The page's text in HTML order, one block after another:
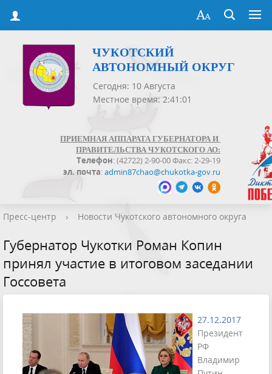
ЧУКОТСКИЙ
АВТОНОМНЫЙ ОКРУГ
Сегодня: 10 Августа
Местное время: 2:41:02
ПРИЕМНАЯ АППАРАТА ГУБЕРНАТОРА И
ПРАВИТЕЛЬСТВА ЧУКОТСКОГО АО:
Телефон: (42722) 2-90-00 Факс: 2-29-19
эл. почта:admin87chao@chukotka-gov.ru
Пресс-центр › Новости Чукотского автономного округа
Губернатор Чукотки Роман Копин
принял участие в итоговом заседании
Госсовета
27.12.2017
Президент
РФ
Владимир